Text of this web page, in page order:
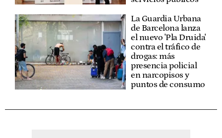
La Guardia Urbana
de Barcelona lanza
el nuevo 'Pla Druida'
contra el tráfico de
drogas: más
presencia policial
en narcopisos y
puntos de consumo